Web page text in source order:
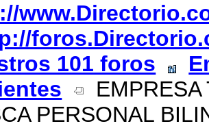
101 foros
PERSONAL